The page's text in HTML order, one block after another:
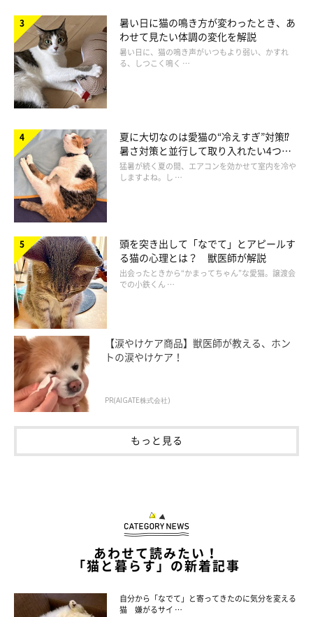
飼い主さん：
「いつもキャットタワーで元気に遊んでいますが、この日はいつ
もより盛り上がったのだと思います」
爪とぎ器の上から見つめるたまちゃん
「たまの頭を心配してくださるコメントをいただきました。見た
目ほどつらい体勢ではなく、たま自身はケロッとしていました。
暑い日に猫の鳴き方が変わったとき、あ
わせて見たい体調の変化を解説
暑い日に、猫の鳴き声がいつもより弱い、かすれ
る、しつこく鳴く …
夏に大切なのは愛猫の“冷えすぎ”対策⁉
暑さ対策と並行して取り入れたい4つの
工夫
猛暑が続く夏の間、エアコンを効かせて室内を冷や
しますよね。し …
頭を突き出して「なでて」とアピールす
る猫の心理とは？ 獣医師が解説
出会ったときから“かまってちゃん”な愛猫。譲渡会
での小鉄くん …
【涙やけケア商品】獣医師が教える、ホン
トの涙やけケア！
PR(AIGATE株式会社)
もっと見る
あわせて読みたい！
「猫と暮らす」の新着記事
自分から「なでて」と寄ってきたのに気分を変える
猫 嫌がるサイ …